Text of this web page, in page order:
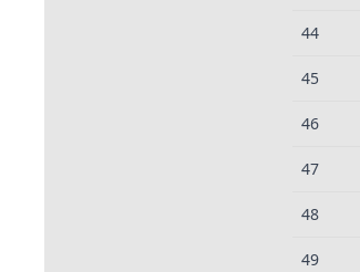
44
45
46
47
48
49